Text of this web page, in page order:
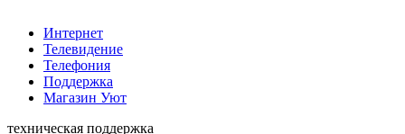
Интернет
Телевидение
Телефония
Поддержка
Магазин Уют
техническая поддержка